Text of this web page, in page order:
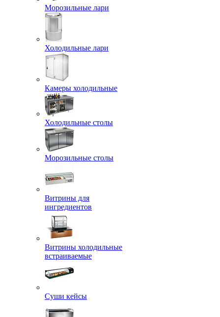
Морозильные лари
Холодильные лари
Камеры холодильные
Холодильные столы
Морозильные столы
Витрины для
ингредиентов
Витрины холодильные
встраиваемые
Суши кейсы